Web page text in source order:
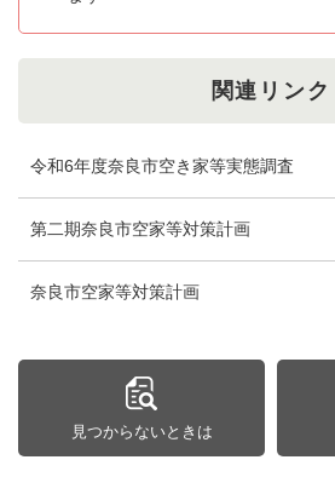
関連リンク
令和6年度奈良市空き家等実態調査
第二期奈良市空家等対策計画
奈良市空家等対策計画
見つからないときは